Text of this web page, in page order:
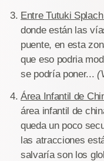
Entre Tutuki
donde están las
puente, en esta
que eso podria
se podría poner...
Área Infantil de
área infantil de
queda un poco
las atracciones
salvaría son los